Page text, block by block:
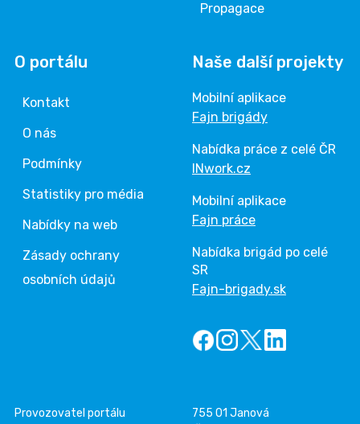
Propagace
O portálu
Kontakt
O nás
Podmínky
Statistiky pro média
Nabídky na web
Zásady ochrany
osobních údajů
Naše další projekty
Mobilní aplikace
Fajn brigády
Nabídka práce z celé ČR
INwork.cz
Mobilní aplikace
Fajn práce
Nabídka brigád po celé
SR
Fajn-brigady.sk
Provozovatel portálu
755 01 Janová